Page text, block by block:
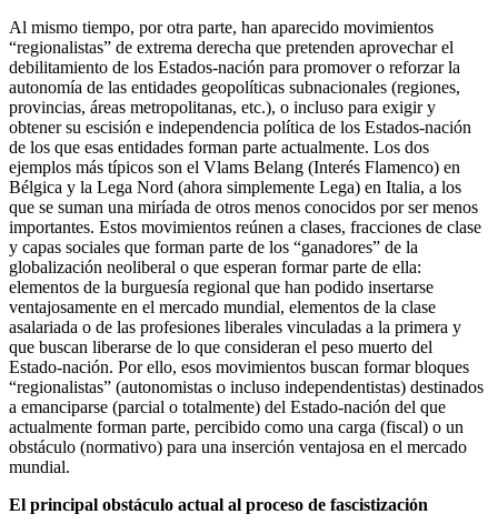
Al mismo tiempo, por otra parte, han aparecido movimientos
“regionalistas” de extrema derecha que pretenden aprovechar el
debilitamiento de los Estados-nación para promover o reforzar la
autonomía de las entidades geopolíticas subnacionales (regiones,
provincias, áreas metropolitanas, etc.), o incluso para exigir y
obtener su escisión e independencia política de los Estados-nación
de los que esas entidades forman parte actualmente. Los dos
ejemplos más típicos son el Vlams Belang (Interés Flamenco) en
Bélgica y la Lega Nord (ahora simplemente Lega) en Italia, a los
que se suman una miríada de otros menos conocidos por ser menos
importantes. Estos movimientos reúnen a clases, fracciones de clase
y capas sociales que forman parte de los “ganadores” de la
globalización neoliberal o que esperan formar parte de ella:
elementos de la burguesía regional que han podido insertarse
ventajosamente en el mercado mundial, elementos de la clase
asalariada o de las profesiones liberales vinculadas a la primera y
que buscan liberarse de lo que consideran el peso muerto del
Estado-nación. Por ello, esos movimientos buscan formar bloques
“regionalistas” (autonomistas o incluso independentistas) destinados
a emanciparse (parcial o totalmente) del Estado-nación del que
actualmente forman parte, percibido como una carga (fiscal) o un
obstáculo (normativo) para una inserción ventajosa en el mercado
mundial.
El principal obstáculo actual al proceso de fascistización